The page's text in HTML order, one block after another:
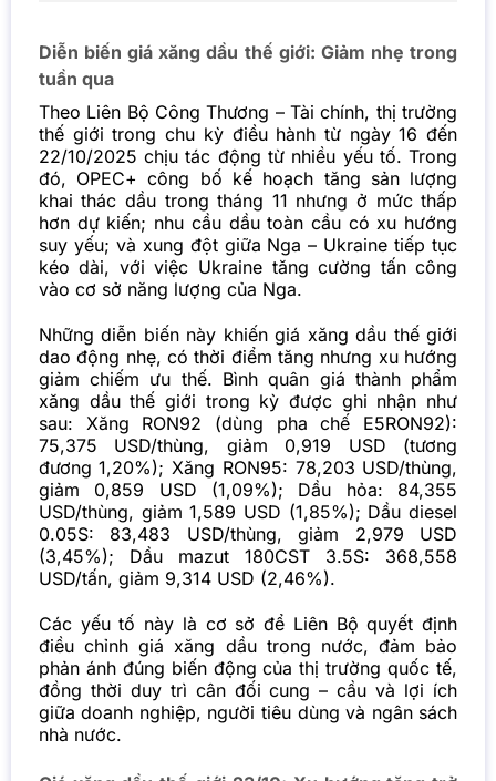
Diễn biến giá xăng dầu thế giới: Giảm nhẹ trong
tuần qua
Theo Liên Bộ Công Thương – Tài chính, thị trường
thế giới trong chu kỳ điều hành từ ngày 16 đến
22/10/2025 chịu tác động từ nhiều yếu tố. Trong
đó, OPEC+ công bố kế hoạch tăng sản lượng
khai thác dầu trong tháng 11 nhưng ở mức thấp
hơn dự kiến; nhu cầu dầu toàn cầu có xu hướng
suy yếu; và xung đột giữa Nga – Ukraine tiếp tục
kéo dài, với việc Ukraine tăng cường tấn công
vào cơ sở năng lượng của Nga.
Những diễn biến này khiến giá xăng dầu thế giới
dao động nhẹ, có thời điểm tăng nhưng xu hướng
giảm chiếm ưu thế. Bình quân giá thành phẩm
xăng dầu thế giới trong kỳ được ghi nhận như
sau: Xăng RON92 (dùng pha chế E5RON92):
75,375 USD/thùng, giảm 0,919 USD (tương
đương 1,20%); Xăng RON95: 78,203 USD/thùng,
giảm 0,859 USD (1,09%); Dầu hỏa: 84,355
USD/thùng, giảm 1,589 USD (1,85%); Dầu diesel
0.05S: 83,483 USD/thùng, giảm 2,979 USD
(3,45%); Dầu mazut 180CST 3.5S: 368,558
USD/tấn, giảm 9,314 USD (2,46%).
Các yếu tố này là cơ sở để Liên Bộ quyết định
điều chỉnh giá xăng dầu trong nước, đảm bảo
phản ánh đúng biến động của thị trường quốc tế,
đồng thời duy trì cân đối cung – cầu và lợi ích
giữa doanh nghiệp, người tiêu dùng và ngân sách
nhà nước.